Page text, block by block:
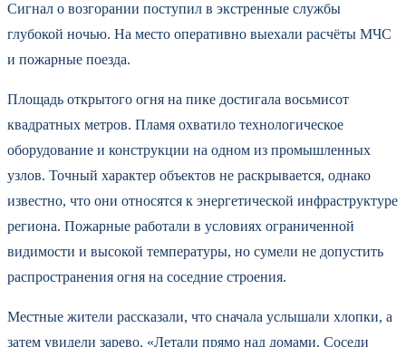
Сигнал о возгорании поступил в экстренные службы
глубокой ночью. На место оперативно выехали расчёты МЧС
и пожарные поезда.
Площадь открытого огня на пике достигала восьмисот
квадратных метров. Пламя охватило технологическое
оборудование и конструкции на одном из промышленных
узлов. Точный характер объектов не раскрывается, однако
известно, что они относятся к энергетической инфраструктуре
региона. Пожарные работали в условиях ограниченной
видимости и высокой температуры, но сумели не допустить
распространения огня на соседние строения.
Местные жители рассказали, что сначала услышали хлопки, а
затем увидели зарево. «Летали прямо над домами. Соседи